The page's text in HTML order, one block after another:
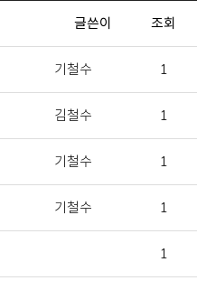
글쓴이 조회
기철수 1
김철수 1
기철수 1
기철수 1
1